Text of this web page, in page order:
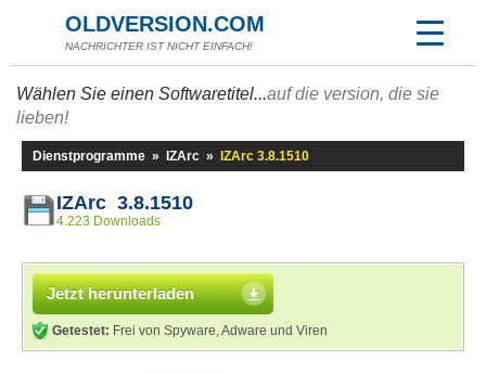
OLDVERSION.COM
NACHRICHTER IST NICHT EINFACH!
Wählen Sie einen Softwaretitel...auf die version, die sie
lieben!
Dienstprogramme » IZArc » IZArc 3.8.1510
IZArc 3.8.1510
4.223 Downloads
Jetzt herunterladen
Getestet: Frei von Spyware, Adware und Viren